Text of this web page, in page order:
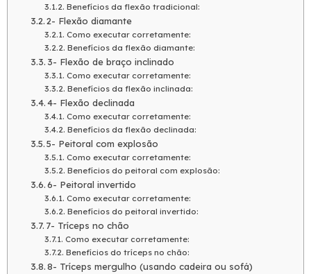
Benefícios da flexão tradicional:
2- Flexão diamante
Como executar corretamente:
Benefícios da flexão diamante:
3- Flexão de braço inclinado
Como executar corretamente:
Benefícios da flexão inclinada:
4- Flexão declinada
Como executar corretamente:
Benefícios da flexão declinada:
5- Peitoral com explosão
Como executar corretamente:
Benefícios do peitoral com explosão:
6- Peitoral invertido
Como executar corretamente:
Benefícios do peitoral invertido:
7- Tríceps no chão
Como executar corretamente:
Benefícios do tríceps no chão:
8- Tríceps mergulho (usando cadeira ou sofá)